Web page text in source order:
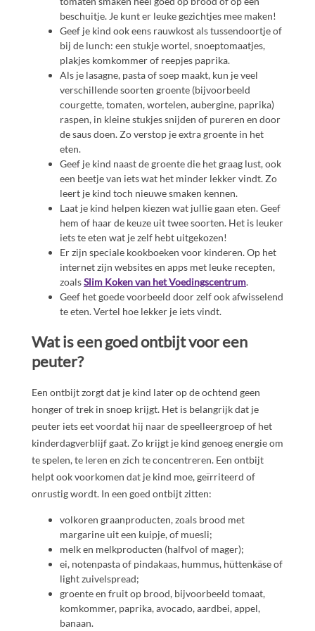
beschuitje. Je kunt er leuke gezichtjes mee maken!
Geef je kind ook eens rauwkost als tussendoortje of
bij de lunch: een stukje wortel, snoeptomaatjes,
plakjes komkommer of reepjes paprika.
Als je lasagne, pasta of soep maakt, kun je veel
verschillende soorten groente (bijvoorbeeld
courgette, tomaten, wortelen, aubergine, paprika)
raspen, in kleine stukjes snijden of pureren en door
de saus doen. Zo verstop je extra groente in het
eten.
Geef je kind naast de groente die het graag lust, ook
een beetje van iets wat het minder lekker vindt. Zo
leert je kind toch nieuwe smaken kennen.
Laat je kind helpen kiezen wat jullie gaan eten. Geef
hem of haar de keuze uit twee soorten. Het is leuker
iets te eten wat je zelf hebt uitgekozen!
Er zijn speciale kookboeken voor kinderen. Op het
internet zijn websites en apps met leuke recepten,
zoalsSlim Koken van het Voedingscentrum.
Geef het goede voorbeeld door zelf ook afwisselend
te eten. Vertel hoe lekker je iets vindt.
Wat is een goed ontbijt voor een
peuter?
Een ontbijt zorgt dat je kind later op de ochtend geen
honger of trek in snoep krijgt. Het is belangrijk dat je
peuter iets eet voordat hij naar de speelleergroep of het
kinderdagverblijf gaat. Zo krijgt je kind genoeg energie om
te spelen, te leren en zich te concentreren. Een ontbijt
helpt ook voorkomen dat je kind moe, geïrriteerd of
onrustig wordt. In een goed ontbijt zitten:
volkoren graanproducten, zoals brood met
margarine uit een kuipje, of muesli;
melk en melkproducten (halfvol of mager);
ei, notenpasta of pindakaas, hummus, hüttenkäse of
light zuivelspread;
groente en fruit op brood, bijvoorbeeld tomaat,
komkommer, paprika, avocado, aardbei, appel,
banaan.